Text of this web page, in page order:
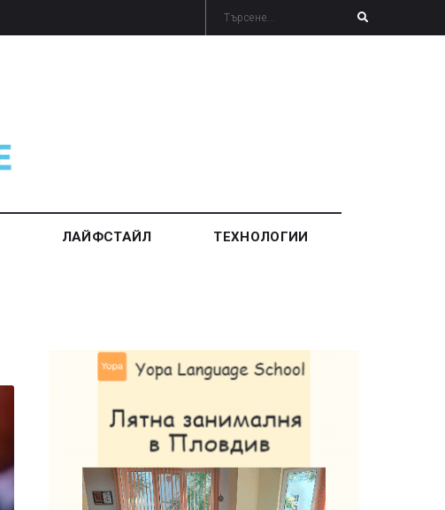
ЛАЙФСТАЙЛ ТЕХНОЛОГИИ